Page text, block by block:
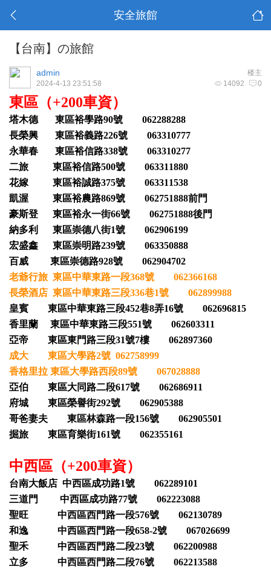
安全旅館
【台南】の旅館
楼主
admin
14092 0
2024-4-13 23:51:58
東區（+200車資）
塔木德 東區裕學路90號 062288288
長榮興 東區裕義路226號 063310777
永華春 東區裕信路338號 063310277
二旅 東區裕信路500號 063311880
花嫁 東區裕誠路375號 063311538
凱渥 東區裕農路869號 062751888前門
豪斯登 東區裕永一街66號 062751888後門
納多利 東區崇德八街1號 062906199
宏盛鑫 東區崇明路239號 063350888
百威 東區崇德路928號 062904702
老爺行旅 東區中華東路一段368號 062366168
長榮酒店 東區中華東路三段336巷1號 062899988
皇賓 東區中華東路三段452巷8弄16號 062696815
香里蘭 東區中華東路三段551號 062603311
亞帝 東區東門路三段31號7樓 062897360
成大 東區大學路2號 062758999
香格里拉 東區大學路西段89號 067028888
亞伯 東區大同路二段617號 062686911
府城 東區榮譽街292號 062905388
哥爸妻夫 東區林森路一段156號 062905501
掘旅 東區育樂街161號 062355161
中西區（+200車資）
台南大飯店 中西區成功路1號 062289101
三道門 中西區成功路77號 062223088
聖旺 中西區西門路一段576號 062130789
和逸 中西區西門路一段658-2號 067026699
聖禾 中西區西門路二段23號 062200988
立多 中西區西門路二段76號 062213588